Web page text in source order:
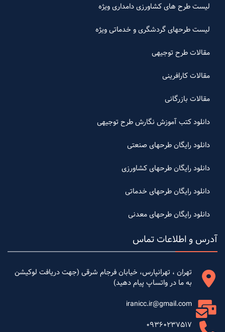
لیست طرح های کشاورزی دامداری ویژه
لیست طرحهای گردشگری و خدماتی ویژه
مقالات طرح توجیهی
مقالات کارافرینی
مقالات بازرگانی
دانلود کتب آموزش نگارش طرح توجیهی
دانلود رایگان طرحهای صنعتی
دانلود رایگان طرحهای کشاورزی
دانلود رایگان طرحهای خدماتی
دانلود رایگان طرحهای معدنی
آدرس و اطلاعات تماس
تهران ، تهرانپارس، خیابان فرجام شرقی (جهت دریافت لوکیشن
به ما در واتساپ پیام دهید)
iranicc.ir@gmail.com
09360237517